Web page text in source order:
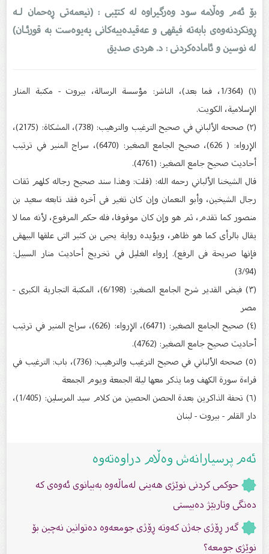
بۆ ئەم وەڵامە سود وەرگیراوە لە کتێبی : (نیعمەتی ڕەحمان لـە
ڕونكردنەوەی بابەتە فیقهی ‌و عەقیدەییەكانی پەیوەست بە قورئـان)
لە نوسین و ئامادەکردنى : د. هردی صدیق
(١) (1/364، فما بعد)، الناشر: مؤسسة الرسالة، بيروت - مكتبة المنار
الإسلامية، الكويت.
(٢) صححه الألباني في صحيح الترغيب والترهيب: (738)، المشكاة: (2175)،
الإرواء: ( 626)، صحيح الجامع الصغير: (6470)، سراج المنير في ترتيب
أحاديث صحيح جامع الصغير: (4761).
قال الشيخنا الألباني رحمه الله: (قلت: وهذا سند صحيح رجاله كلهم ثقات
رجال الشيخين، وأبو النعمان وإن كان تغير فى آخره فقد تابعه سعيد بن
منصور كما تقدم، ثم هو وإن كان موقوفا، فله حكم المرفوع، لأنه مما لا
يقال بالرأى كما هو ظاهر، ويؤيده رواية يحيى بن كثير التى علقها البيهقى
فإنها صريحة فى الرفع). إرواء الغليل في تخريج أحاديث منار السبيل:
(٣) فيض القدير شرح الجامع الصغير: (6/198)، المكتبة التجارية الكبرى -
مصر
(٤) صحيح الجامع الصغير: (6471)، الإرواء: (626)، سراج المنير في ترتيب
أحاديث صحيح جامع الصغير: (4762).
(٥) صححه الألباني في صحيح الترغيب والترهيب: (736)، باب: الترغيب في
قراءة سورة الكهف وما يذكر معها ليلة الجمعة ويوم الجمعة
(٦) تحفة الذاكرين بعدة الحصن الحصين من كلام سيد المرسلين: (1/405)،
دار القلم - بيروت - لبنان
ئەم پرسیارانەش وەڵام دراوەتەوە
حوکمی کردنی نوێژی هەینی لەماڵەوە بەبیانوی ئەوەی کە
دەنگی وتاربێژ دەبیستی
گەر ڕۆژى جەژن کەوتە ڕۆژى جومعەوە دەتوانین نەچین بۆ
نوێژى جومعە؟